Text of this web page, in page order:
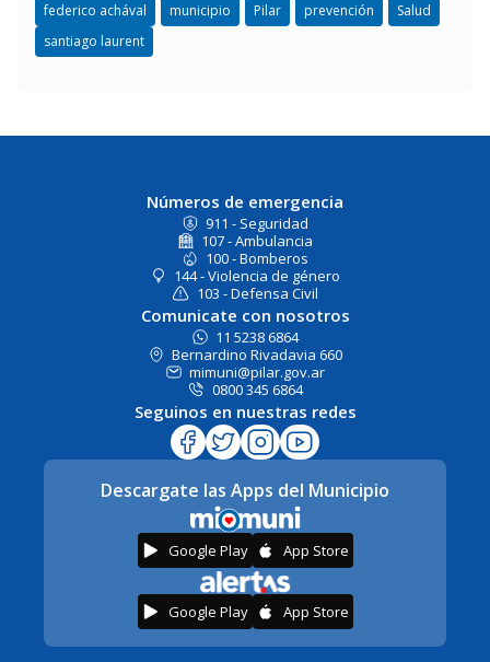
federico achával
municipio Pilar prevención
Salud
santiago laurent
Números de emergencia
911 - Seguridad
107 - Ambulancia
100 - Bomberos
144 - Violencia de género
103 - Defensa Civil
Comunicate con nosotros
11 5238 6864
Bernardino Rivadavia 660
mimuni@pilar.gov.ar
0800 345 6864
Seguinos en nuestras redes
Descargate las Apps del Municipio
Google Play App Store
Google Play App Store